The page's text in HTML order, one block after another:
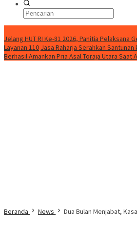
Jelang HUT RI Ke-81 2026, Panitia
Layanan 110 Jasa Raharja Serahkan
Berhasil Amankan Pria Asal Toraja Utara Saat
Beranda News Dua Bulan Menjabat,